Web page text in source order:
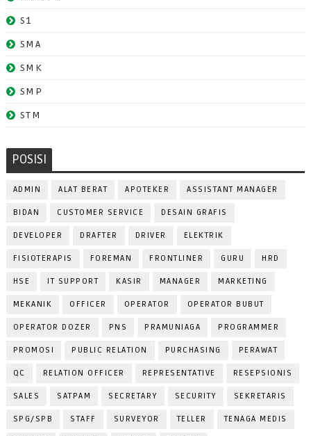
S1
SMA
SMK
SMP
STM
POSISI
ADMIN ALAT BERAT APOTEKER ASSISTANT MANAGER
BIDAN CUSTOMER SERVICE DESAIN GRAFIS
DEVELOPER DRAFTER DRIVER ELEKTRIK
FISIOTERAPIS FOREMAN FRONTLINER GURU HRD
HSE IT SUPPORT KASIR MANAGER MARKETING
MEKANIK OFFICER OPERATOR OPERATOR BUBUT
OPERATOR DOZER PNS PRAMUNIAGA PROGRAMMER
PROMOSI PUBLIC RELATION PURCHASING PERAWAT
QC RELATION OFFICER REPRESENTATIVE RESEPSIONIS
SALES SATPAM SECRETARY SECURITY SEKRETARIS
SPG/SPB STAFF SURVEYOR TELLER TENAGA MEDIS